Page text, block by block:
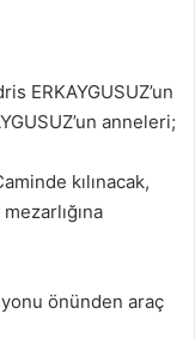
ERKAYGUSUZ’un
anneleri;
kılınacak,
önünden araç